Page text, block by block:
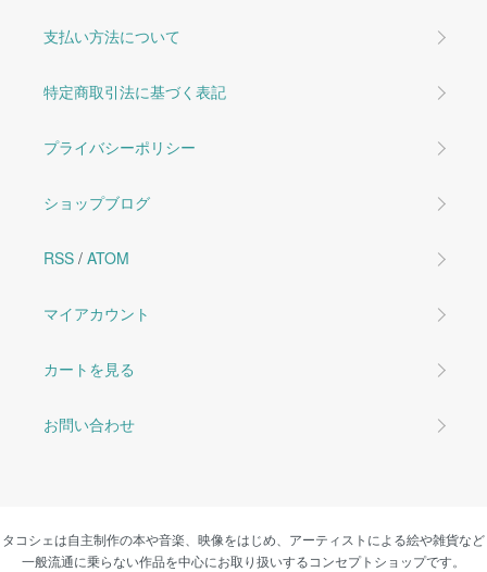
支払い方法について
特定商取引法に基づく表記
プライバシーポリシー
ショップブログ
RSS / ATOM
マイアカウント
カートを見る
お問い合わせ
タコシェは自主制作の本や音楽、映像をはじめ、アーティストによる絵や雑貨など
一般流通に乗らない作品を中心にお取り扱いするコンセプトショップです。